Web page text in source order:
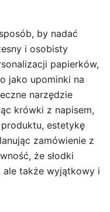
by nadać
i osobisty
papierków,
jako upominki na
narzędzie
krówki z napisem,
estetykę
zamówienie z
że słodki
ale także wyjątkowy i